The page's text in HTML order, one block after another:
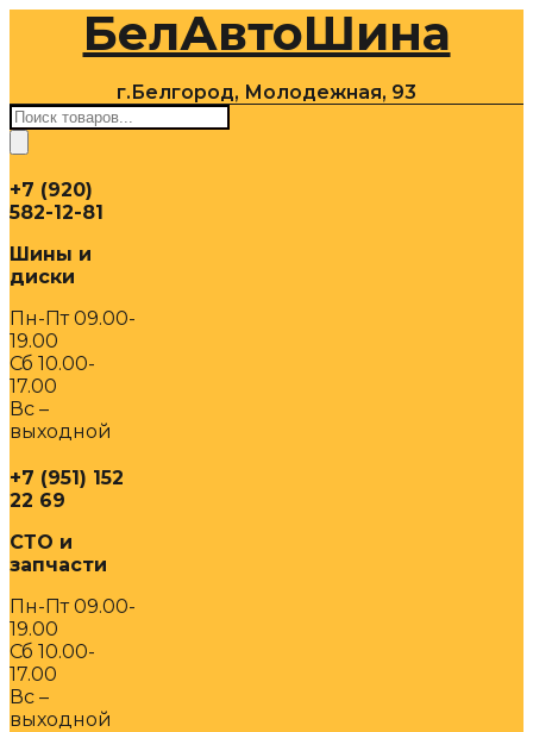
содержимомуБелАвтоШина
г.Белгород, Молодежная, 93
Поиск
товаров
+7 (920)
582-12-81
Шины и
диски
Пн-Пт 09.00-
19.00
Сб 10.00-
17.00
Вс –
выходной
+7 (951) 152
22 69
СТО и
запчасти
Пн-Пт 09.00-
19.00
Сб 10.00-
17.00
Вс –
выходной